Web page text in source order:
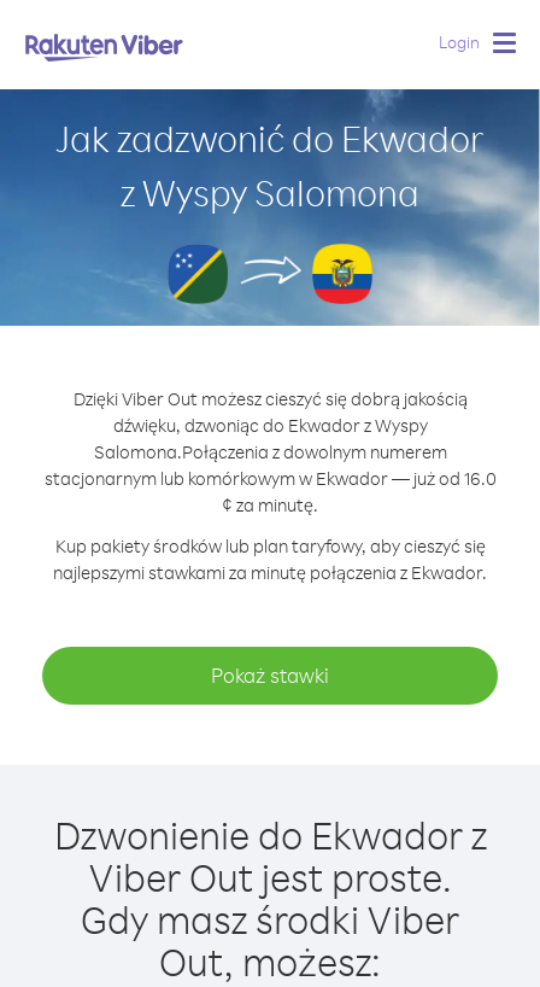
Login
Jak zadzwonić do Ekwador
z Wyspy Salomona
Dzięki Viber Out możesz cieszyć się dobrą jakością
dźwięku, dzwoniąc do Ekwador z Wyspy
Salomona.Połączenia z dowolnym numerem
stacjonarnym lub komórkowym w Ekwador — już od 16.0
¢ za minutę.
Kup pakiety środków lub plan taryfowy, aby cieszyć się
najlepszymi stawkami za minutę połączenia z Ekwador.
Pokaż stawki
Dzwonienie do Ekwador z
Viber Out jest proste.
Gdy masz środki Viber
Out, możesz: